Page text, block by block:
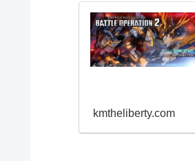
kmtheliberty.com